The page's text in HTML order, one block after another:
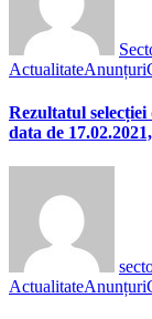
ActualitateAnunțuri
Rezultatul
data de
ActualitateAnunțuri